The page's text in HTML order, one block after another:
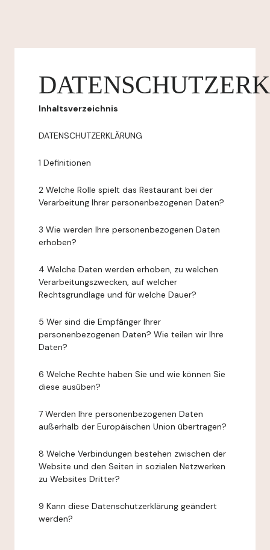
Inhaltsverzeichnis
DATENSCHUTZERKLÄRUNG
1 Definitionen
2 Welche Rolle spielt das Restaurant bei der
Verarbeitung Ihrer personenbezogenen Daten?
3 Wie werden Ihre personenbezogenen Daten
erhoben?
4 Welche Daten werden erhoben, zu welchen
Verarbeitungszwecken, auf welcher
Rechtsgrundlage und für welche Dauer?
5 Wer sind die Empfänger Ihrer
personenbezogenen Daten? Wie teilen wir Ihre
Daten?
6 Welche Rechte haben Sie und wie können Sie
diese ausüben?
7 Werden Ihre personenbezogenen Daten
außerhalb der Europäischen Union übertragen?
8 Welche Verbindungen bestehen zwischen der
Website und den Seiten in sozialen Netzwerken
zu Websites Dritter?
9 Kann diese Datenschutzerklärung geändert
werden?